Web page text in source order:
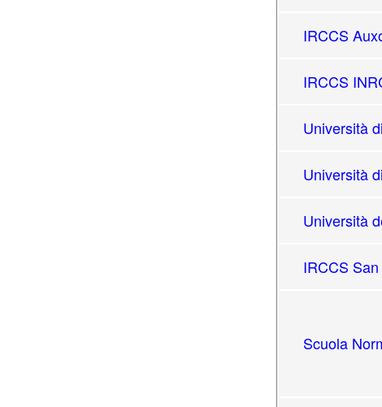
IRCCS
IRCCS
Università
Università
Università
IRCCS
Scuola